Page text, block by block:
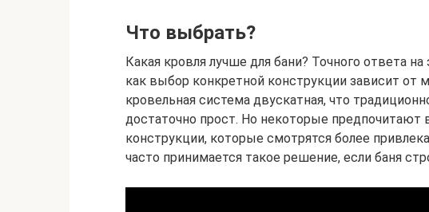
Что выбрать?
Какая кровля лучше для бани? Точного ответа
как выбор конкретной конструкции зависит
кровельная система двускатная, что
достаточно прост. Но некоторые предпочитают
конструкции, которые смотрятся более
часто принимается такое решение, если баня